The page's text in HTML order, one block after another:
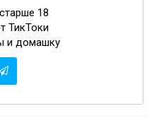
18
ТикТоки
и домашку